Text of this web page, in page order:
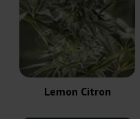
Lemon Citron